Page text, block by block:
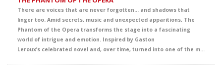
There are voices that are never forgotten… and shadows that
linger too. Amid secrets, music and unexpected apparitions, The
Phantom of the Opera transforms the stage into a fascinating
world of intrigue and emotion. Inspired by Gaston
Leroux’s celebrated novel and, over time, turned into one of the most famous and admired titles from Broadway to London’s West End and the wider international stage imagination, this production envelops the audience in an unforgettable story of mystery, beauty and passion. A captivating theatrical experience that offers students a powerful immersion in English, filled with intensity, atmosphere and deep emotion.